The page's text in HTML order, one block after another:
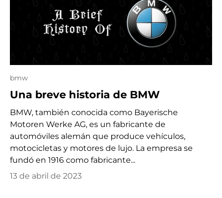
bmw
Una breve historia de BMW
BMW, también conocida como Bayerische
Motoren Werke AG, es un fabricante de
automóviles alemán que produce vehículos,
motocicletas y motores de lujo. La empresa se
fundó en 1916 como fabricante...
13 de abril de 2023